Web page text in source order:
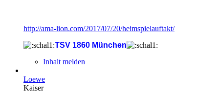
http://ama-lion.com/2017/07/20/heimspielauftakt/
TSV 1860 München
Inhalt melden
Loewe
Kaiser